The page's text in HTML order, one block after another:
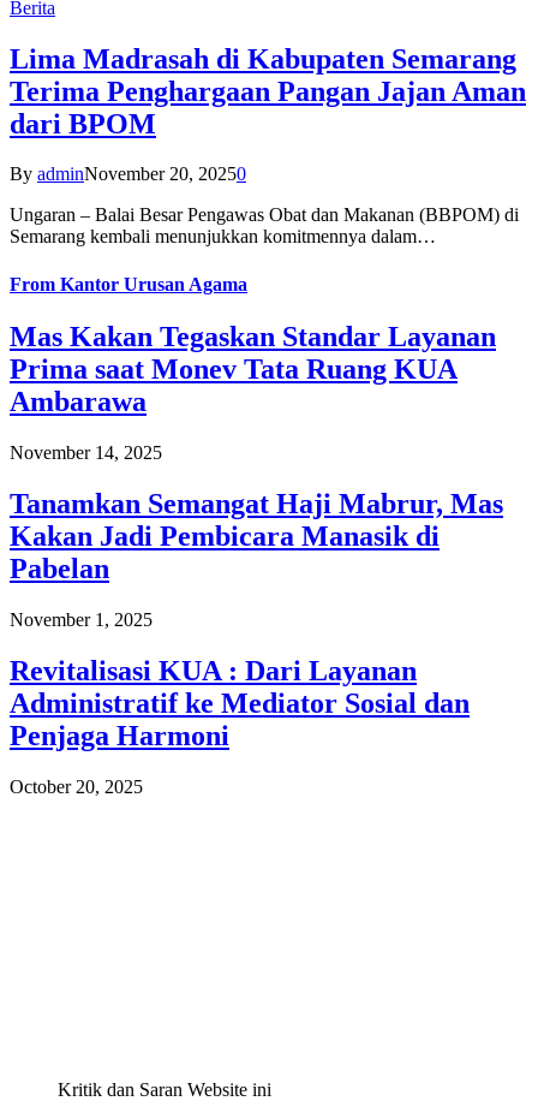
Berita
Lima Madrasah di Kabupaten Semarang
Terima Penghargaan Pangan Jajan Aman
dari BPOM
By adminNovember 20, 20250
Ungaran – Balai Besar Pengawas Obat dan Makanan (BBPOM) di
Semarang kembali menunjukkan komitmennya dalam…
From Kantor Urusan Agama
Mas Kakan Tegaskan Standar Layanan
Prima saat Monev Tata Ruang KUA
Ambarawa
November 14, 2025
Tanamkan Semangat Haji Mabrur, Mas
Kakan Jadi Pembicara Manasik di
Pabelan
November 1, 2025
Revitalisasi KUA : Dari Layanan
Administratif ke Mediator Sosial dan
Penjaga Harmoni
October 20, 2025
Kritik dan Saran Website ini